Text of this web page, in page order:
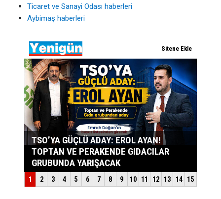
Ticaret ve Sanayi Odası haberleri
Aybimaş haberleri